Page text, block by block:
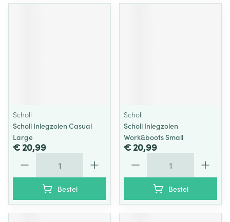
Scholl
Scholl Inlegzolen Casual
Large
€ 20,99
Bestel
Scholl
Scholl Inlegzolen
Work&boots Small
€ 20,99
Bestel